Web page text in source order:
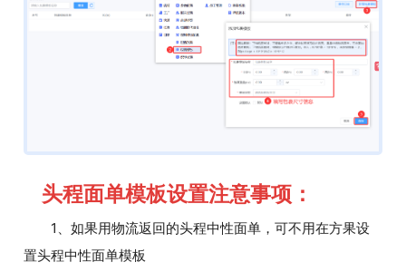
头程面单模板设置注意事项：
1、如果用物流返回的头程中性面单，可不用在方果设
置头程中性面单模板